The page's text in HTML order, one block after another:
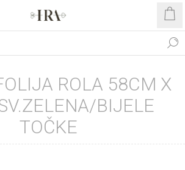
ROLA 58CM X
BIJELE
TOČKE